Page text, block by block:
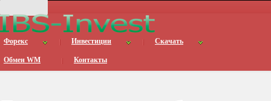
Форекс Инвестиции Скачать
Обмен WM Контакты